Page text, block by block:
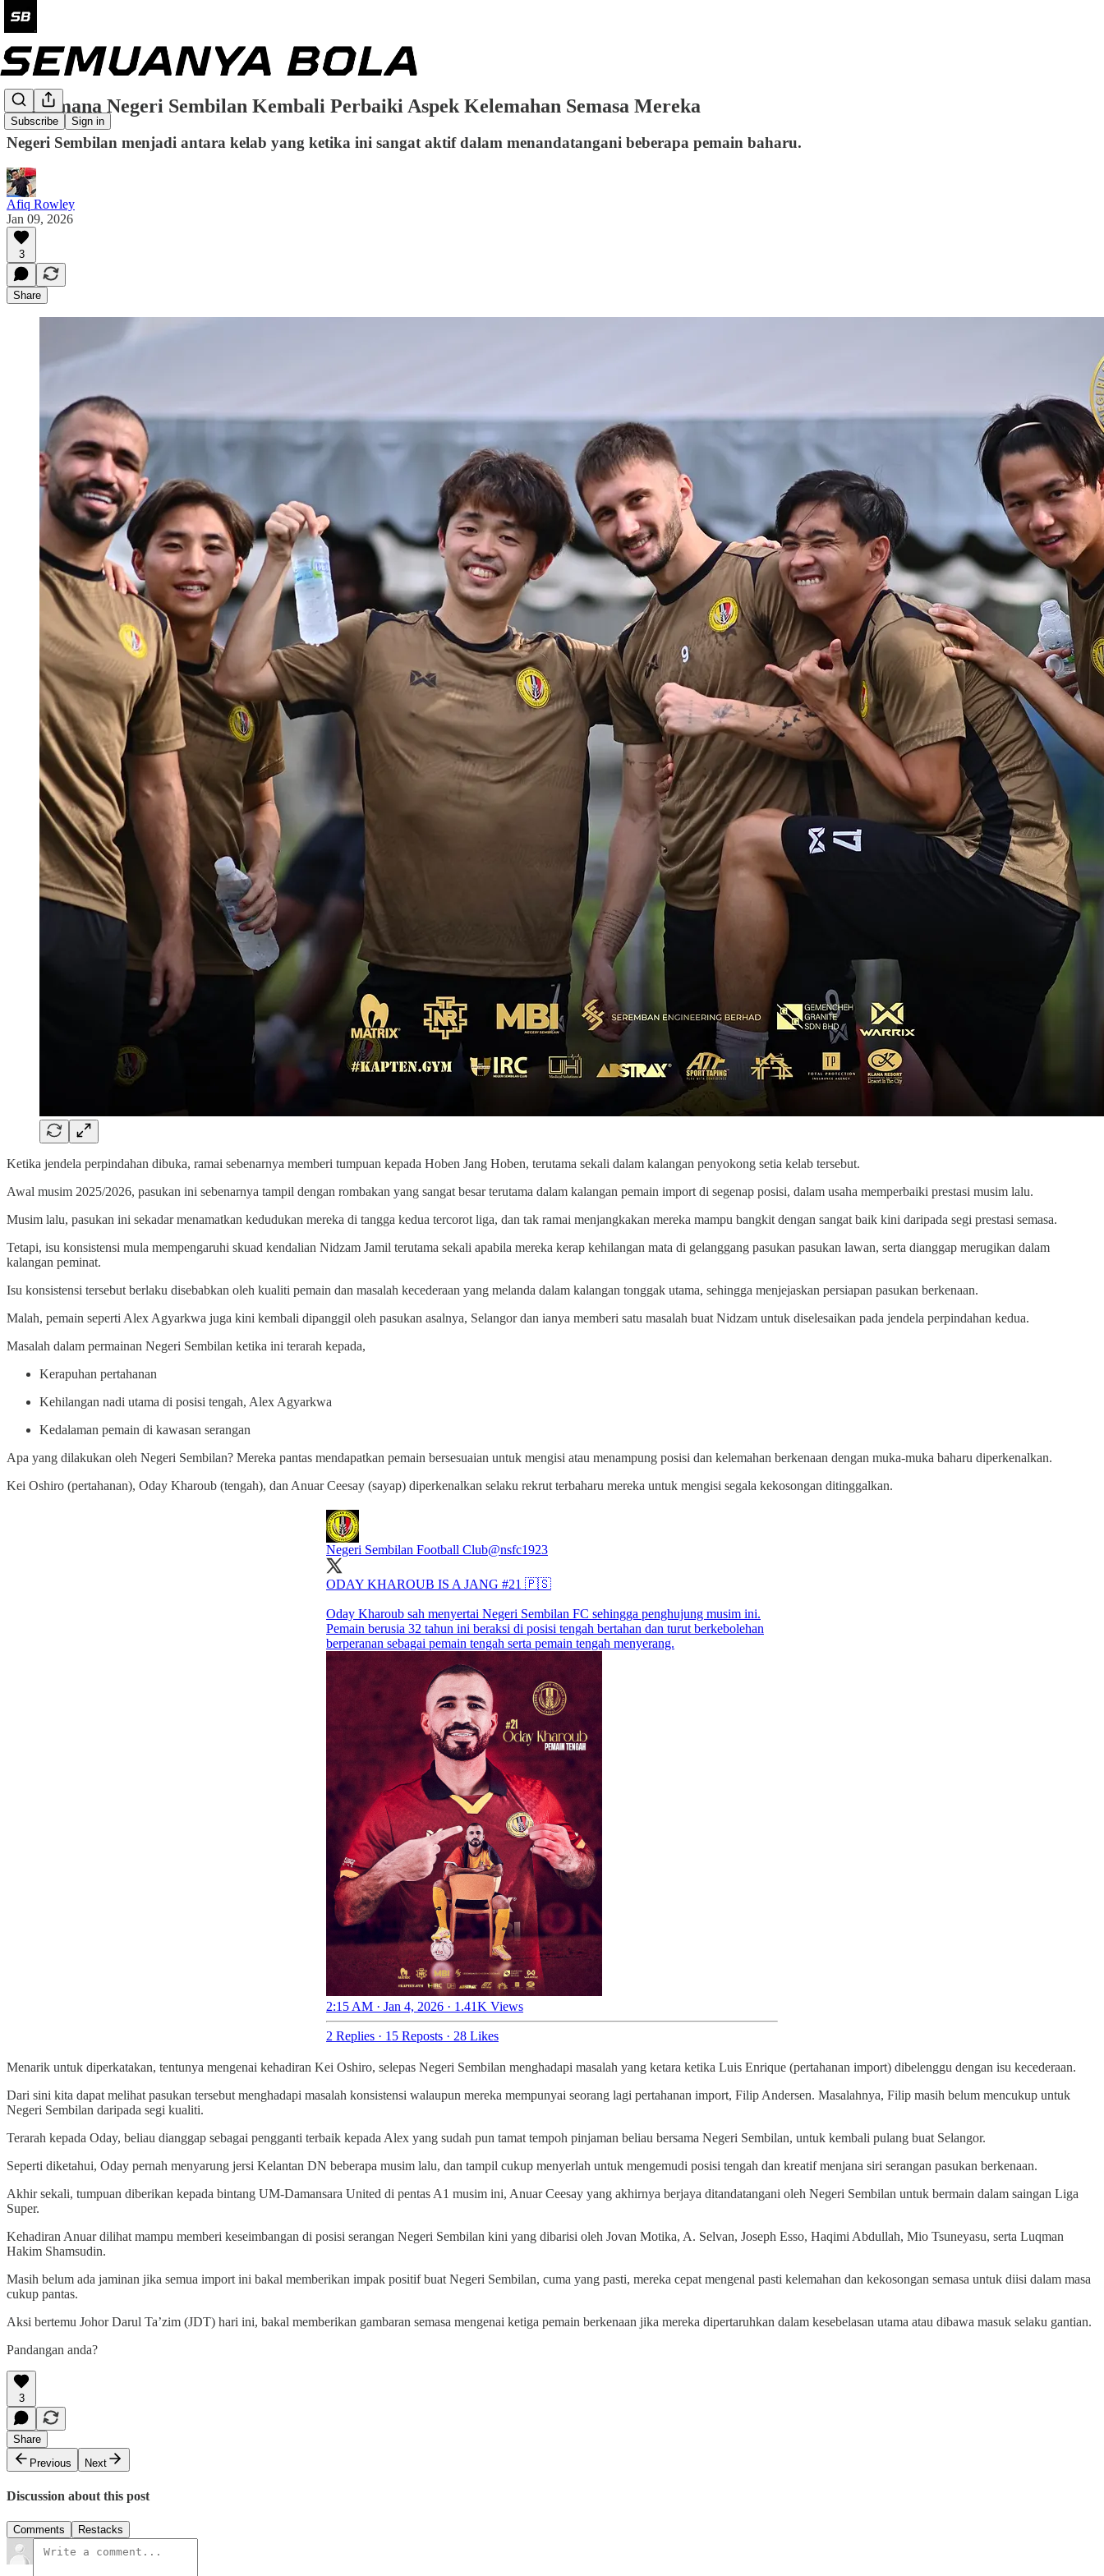
Subscribe Sign in
Bagaimana Negeri Sembilan Kembali Perbaiki Aspek Kelemahan Semasa Mereka
Negeri Sembilan menjadi antara kelab yang ketika ini sangat aktif dalam menandatangani beberapa pemain baharu.
Afiq Rowley
Jan 09, 2026
3
Share
Ketika jendela perpindahan dibuka, ramai sebenarnya memberi tumpuan kepada Hoben Jang Hoben, terutama sekali dalam kalangan penyokong setia kelab tersebut.
Awal musim 2025/2026, pasukan ini sebenarnya tampil dengan rombakan yang sangat besar terutama dalam kalangan pemain import di segenap posisi, dalam usaha memperbaiki prestasi musim lalu.
Musim lalu, pasukan ini sekadar menamatkan kedudukan mereka di tangga kedua tercorot liga, dan tak ramai menjangkakan mereka mampu bangkit dengan sangat baik kini daripada segi prestasi semasa.
Tetapi, isu konsistensi mula mempengaruhi skuad kendalian Nidzam Jamil terutama sekali apabila mereka kerap kehilangan mata di gelanggang pasukan pasukan lawan, serta dianggap merugikan dalam
kalangan peminat.
Isu konsistensi tersebut berlaku disebabkan oleh kualiti pemain dan masalah kecederaan yang melanda dalam kalangan tonggak utama, sehingga menjejaskan persiapan pasukan berkenaan.
Malah, pemain seperti Alex Agyarkwa juga kini kembali dipanggil oleh pasukan asalnya, Selangor dan ianya memberi satu masalah buat Nidzam untuk diselesaikan pada jendela perpindahan kedua.
Masalah dalam permainan Negeri Sembilan ketika ini terarah kepada,
Kerapuhan pertahanan
Kehilangan nadi utama di posisi tengah, Alex Agyarkwa
Kedalaman pemain di kawasan serangan
Apa yang dilakukan oleh Negeri Sembilan? Mereka pantas mendapatkan pemain bersesuaian untuk mengisi atau menampung posisi dan kelemahan berkenaan dengan muka-muka baharu diperkenalkan.
Kei Oshiro (pertahanan), Oday Kharoub (tengah), dan Anuar Ceesay (sayap) diperkenalkan selaku rekrut terbaharu mereka untuk mengisi segala kekosongan ditinggalkan.
Negeri Sembilan Football Club@nsfc1923
ODAY KHAROUB IS A JANG #21 🇵🇸
Oday Kharoub sah menyertai Negeri Sembilan FC sehingga penghujung musim ini.
Pemain berusia 32 tahun ini beraksi di posisi tengah bertahan dan turut berkebolehan
berperanan sebagai pemain tengah serta pemain tengah menyerang.
2:15 AM · Jan 4, 2026 · 1.41K Views
2 Replies · 15 Reposts · 28 Likes
Menarik untuk diperkatakan, tentunya mengenai kehadiran Kei Oshiro, selepas Negeri Sembilan menghadapi masalah yang ketara ketika Luis Enrique (pertahanan import) dibelenggu dengan isu kecederaan.
Dari sini kita dapat melihat pasukan tersebut menghadapi masalah konsistensi walaupun mereka mempunyai seorang lagi pertahanan import, Filip Andersen. Masalahnya, Filip masih belum mencukup untuk
Negeri Sembilan daripada segi kualiti.
Terarah kepada Oday, beliau dianggap sebagai pengganti terbaik kepada Alex yang sudah pun tamat tempoh pinjaman beliau bersama Negeri Sembilan, untuk kembali pulang buat Selangor.
Seperti diketahui, Oday pernah menyarung jersi Kelantan DN beberapa musim lalu, dan tampil cukup menyerlah untuk mengemudi posisi tengah dan kreatif menjana siri serangan pasukan berkenaan.
Akhir sekali, tumpuan diberikan kepada bintang UM-Damansara United di pentas A1 musim ini, Anuar Ceesay yang akhirnya berjaya ditandatangani oleh Negeri Sembilan untuk bermain dalam saingan Liga
Super.
Kehadiran Anuar dilihat mampu memberi keseimbangan di posisi serangan Negeri Sembilan kini yang dibarisi oleh Jovan Motika, A. Selvan, Joseph Esso, Haqimi Abdullah, Mio Tsuneyasu, serta Luqman
Hakim Shamsudin.
Masih belum ada jaminan jika semua import ini bakal memberikan impak positif buat Negeri Sembilan, cuma yang pasti, mereka cepat mengenal pasti kelemahan dan kekosongan semasa untuk diisi dalam masa
cukup pantas.
Aksi bertemu Johor Darul Ta’zim (JDT) hari ini, bakal memberikan gambaran semasa mengenai ketiga pemain berkenaan jika mereka dipertaruhkan dalam kesebelasan utama atau dibawa masuk selaku gantian.
Pandangan anda?
3
Share
Previous
Next
Discussion about this post
Comments Restacks